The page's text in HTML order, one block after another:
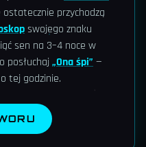
przychodzą
swojego znaku
sen na 3–4 noce w
posłuchaj „Ona śpi” —
tej godzinie.